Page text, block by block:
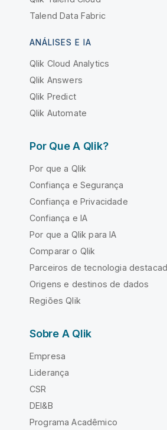
Talend Data Fabric
ANÁLISES E IA
Qlik Cloud Analytics
Qlik Answers
Qlik Predict
Qlik Automate
Por Que A Qlik?
Por que a Qlik
Confiança e Segurança
Confiança e Privacidade
Confiança e IA
Por que a Qlik para IA
Comparar o Qlik
Parceiros de tecnologia
Origens e destinos de dados
Regiões Qlik
Sobre A Qlik
Empresa
Liderança
CSR
DEI&B
Programa Acadêmico